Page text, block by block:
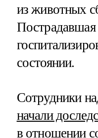
из животных
состоянии.
Сотрудники
начали
в отношении